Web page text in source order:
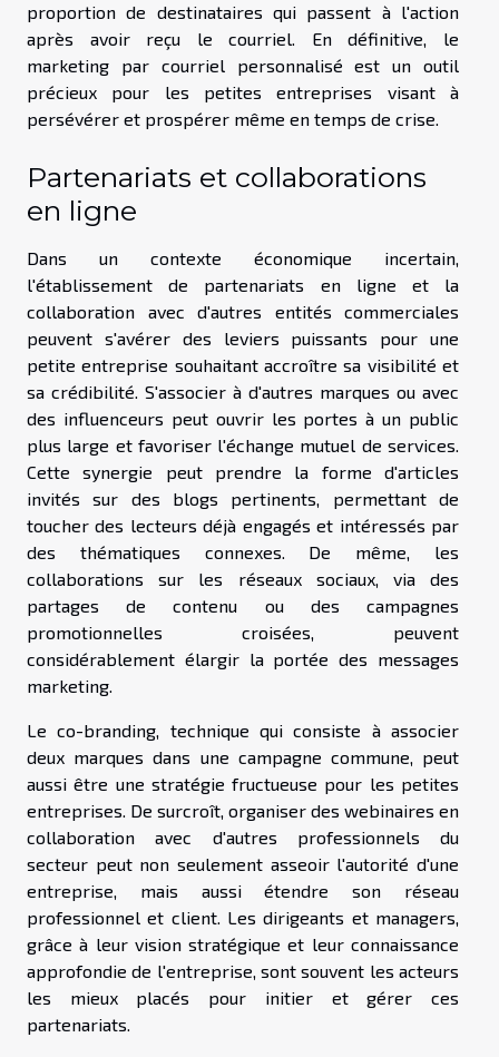
proportion de destinataires qui passent à l'action
après avoir reçu le courriel. En définitive, le
marketing par courriel personnalisé est un outil
précieux pour les petites entreprises visant à
persévérer et prospérer même en temps de crise.
Partenariats et collaborations
en ligne
Dans un contexte économique incertain,
l'établissement de partenariats en ligne et la
collaboration avec d'autres entités commerciales
peuvent s'avérer des leviers puissants pour une
petite entreprise souhaitant accroître sa visibilité et
sa crédibilité. S'associer à d'autres marques ou avec
des influenceurs peut ouvrir les portes à un public
plus large et favoriser l'échange mutuel de services.
Cette synergie peut prendre la forme d'articles
invités sur des blogs pertinents, permettant de
toucher des lecteurs déjà engagés et intéressés par
des thématiques connexes. De même, les
collaborations sur les réseaux sociaux, via des
partages de contenu ou des campagnes
promotionnelles croisées, peuvent
considérablement élargir la portée des messages
marketing.
Le co-branding, technique qui consiste à associer
deux marques dans une campagne commune, peut
aussi être une stratégie fructueuse pour les petites
entreprises. De surcroît, organiser des webinaires en
collaboration avec d'autres professionnels du
secteur peut non seulement asseoir l'autorité d'une
entreprise, mais aussi étendre son réseau
professionnel et client. Les dirigeants et managers,
grâce à leur vision stratégique et leur connaissance
approfondie de l'entreprise, sont souvent les acteurs
les mieux placés pour initier et gérer ces
partenariats.